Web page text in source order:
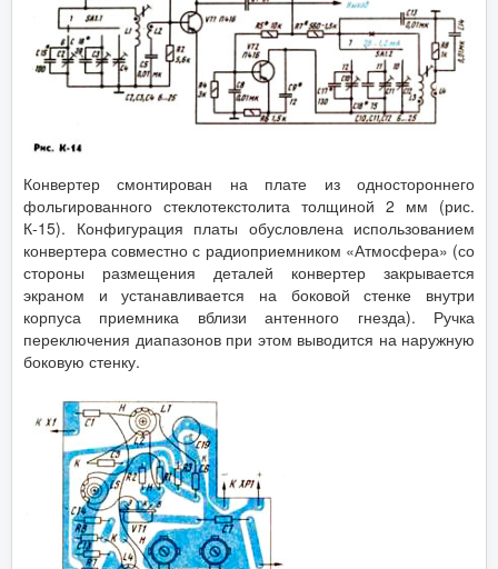
Конвертер смонтирован на плате из одностороннего
фольгированного стеклотекстолита толщиной 2 мм (рис.
К-15). Конфигурация платы обусловлена использованием
конвертера совместно с радиоприемником «Атмосфера» (со
стороны размещения деталей конвертер закрывается
экраном и устанавливается на боковой стенке внутри
корпуса приемника вблизи антенного гнезда). Ручка
переключения диапазонов при этом выводится на наружную
боковую стенку.